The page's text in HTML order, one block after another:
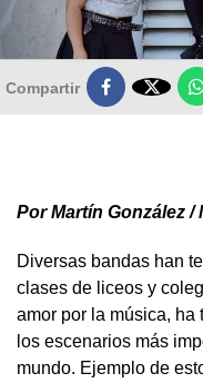
Compartir 
Por Martín González
Diversas bandas han
clases de liceos y
amor por la música,
los escenarios más
mundo. Ejemplo de